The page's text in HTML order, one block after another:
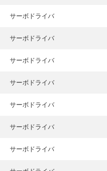
サーボドライバ
サーボドライバ
サーボドライバ
サーボドライバ
サーボドライバ
サーボドライバ
サーボドライバ